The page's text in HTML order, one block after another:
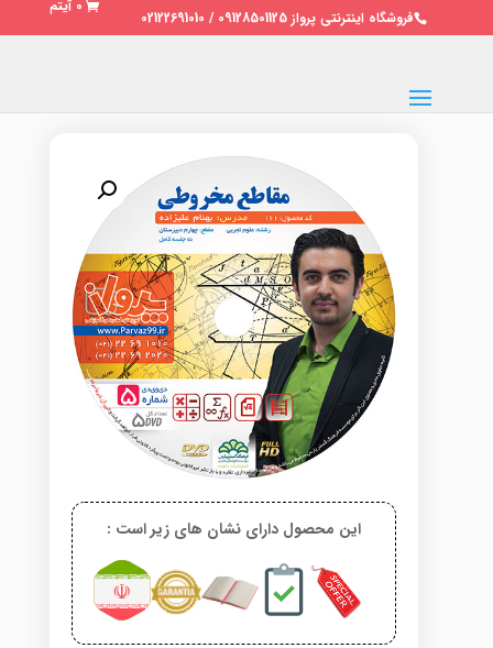
فروشگاه اینترنتی پرواز 09128501125 / 02122691010
0 آیتم
این محصول دارای نشان های زیر است :